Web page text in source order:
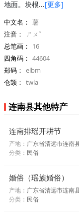
地面。块根...[更多]
中文名： 薯
注音：
ㄕㄨˇ
总笔画：
16
四角码： 44604
郑码： elbm
仓颉： twla
连南县其他特产
连南排瑶开耕节
产地： 广东省清远市连南
分类： 民俗
婚俗（瑶族婚俗）
产地： 广东省清远市连南
分类： 民俗